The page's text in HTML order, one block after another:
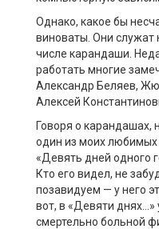
Однако, какое бы
виноваты. Они служат
числе карандаши.
работать многие
Александр Беляев,
Алексей
Говоря о карандашах,
один из моих
«Девять дней одного
Кто его видел, не
позавидуем — у него
вот, в «Девяти
смертельно больной